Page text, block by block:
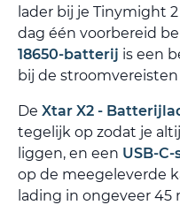
lader bij je Tinymight
dag één voorbereid
18650-batterij is een
bij de
De Xtar X2 -
tegelijk op zodat je
liggen, en een USB-
op de meegeleverde
lading in ongeveer 45